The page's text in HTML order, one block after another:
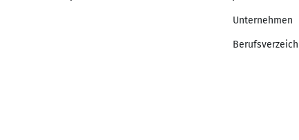
Unternehmen